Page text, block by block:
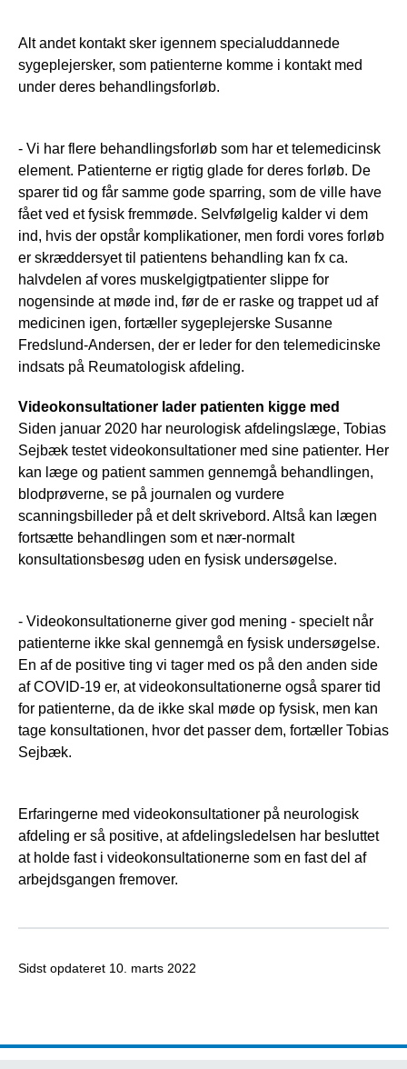
Alt andet kontakt sker igennem specialuddannede
sygeplejersker, som patienterne komme i kontakt med
under deres behandlingsforløb.
- Vi har flere behandlingsforløb som har et telemedicinsk
element. Patienterne er rigtig glade for deres forløb. De
sparer tid og får samme gode sparring, som de ville have
fået ved et fysisk fremmøde. Selvfølgelig kalder vi dem
ind, hvis der opstår komplikationer, men fordi vores forløb
er skræddersyet til patientens behandling kan fx ca.
halvdelen af vores muskelgigtpatienter slippe for
nogensinde at møde ind, før de er raske og trappet ud af
medicinen igen, fortæller sygeplejerske Susanne
Fredslund-Andersen, der er leder for den telemedicinske
indsats på Reumatologisk afdeling.
Videokonsultationer lader patienten kigge med
Siden januar 2020 har neurologisk afdelingslæge, Tobias
Sejbæk testet videokonsultationer med sine patienter. Her
kan læge og patient sammen gennemgå behandlingen,
blodprøverne, se på journalen og vurdere
scanningsbilleder på et delt skrivebord. Altså kan lægen
fortsætte behandlingen som et nær-normalt
konsultationsbesøg uden en fysisk undersøgelse.
- Videokonsultationerne giver god mening - specielt når
patienterne ikke skal gennemgå en fysisk undersøgelse.
En af de positive ting vi tager med os på den anden side
af COVID-19 er, at videokonsultationerne også sparer tid
for patienterne, da de ikke skal møde op fysisk, men kan
tage konsultationen, hvor det passer dem, fortæller Tobias
Sejbæk.
Erfaringerne med videokonsultationer på neurologisk
afdeling er så positive, at afdelingsledelsen har besluttet
at holde fast i videokonsultationerne som en fast del af
arbejdsgangen fremover.
Sidst opdateret 10. marts 2022